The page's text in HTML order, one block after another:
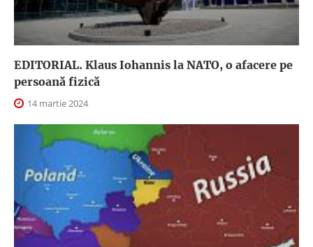
EDITORIAL. Klaus Iohannis la NATO, o afacere pe
persoană fizică
14 martie 2024